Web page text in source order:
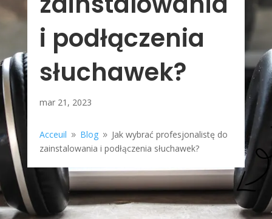
i podłączenia
słuchawek?
mar 21, 2023
Acceuil 9 Blog 9 Jak wybrać profesjonalistę do
zainstalowania i podłączenia słuchawek?